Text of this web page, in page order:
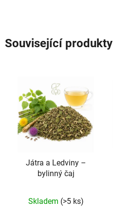
Související produkty
Játra a Ledviny –⁠⁠⁠⁠⁠
bylinný čaj
hodnocení
Skladem (>5 ks)